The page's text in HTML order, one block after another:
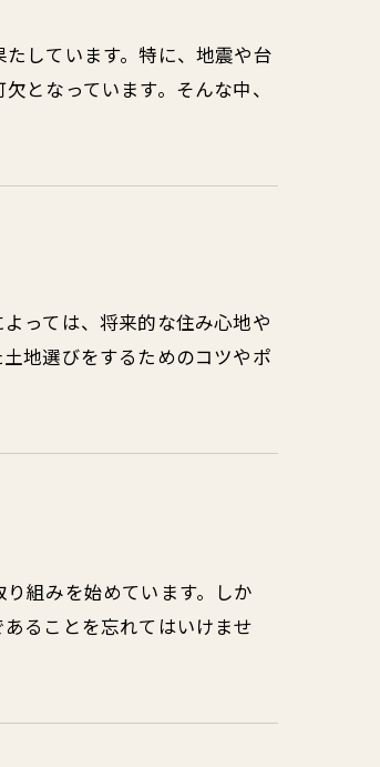
しています。特に、地震や台
となっています。そんな中、
っては、将来的な住み心地や
地選びをするためのコツやポ
組みを始めています。しか
ることを忘れてはいけませ